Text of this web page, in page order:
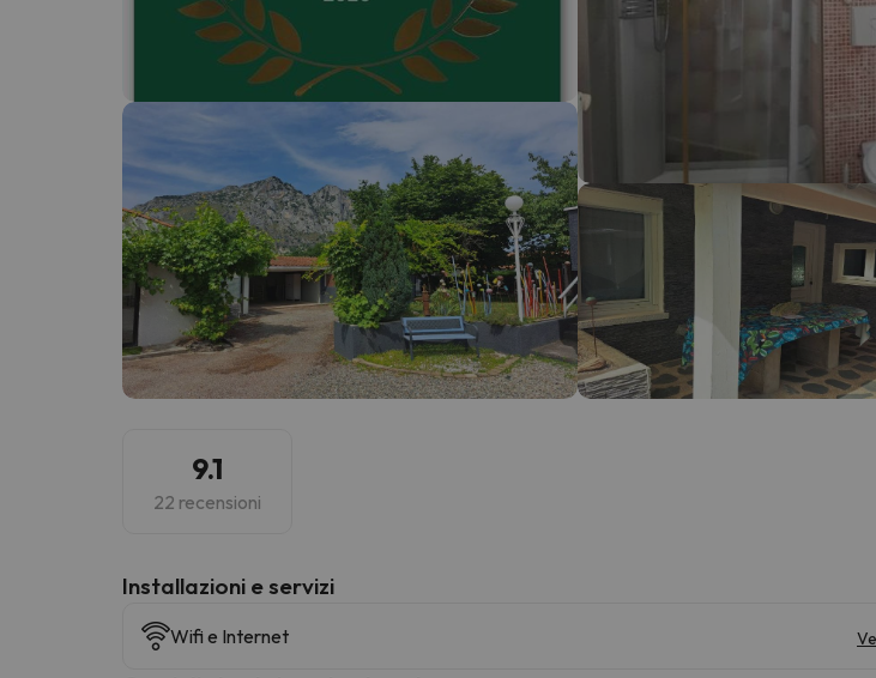
Ops, non abbiamo trovato alcun risultato corrispondente alla sua ricerca. Provare a
Sembra che il nostro ricercatore abbia perso la strada. Non appena troverà la bussola,
9.1
22 recensioni
Installazioni e servizi
Wifi e Internet